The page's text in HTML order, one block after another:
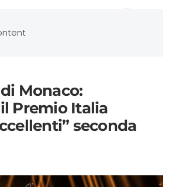
Monaco:
Premio Italia
seconda